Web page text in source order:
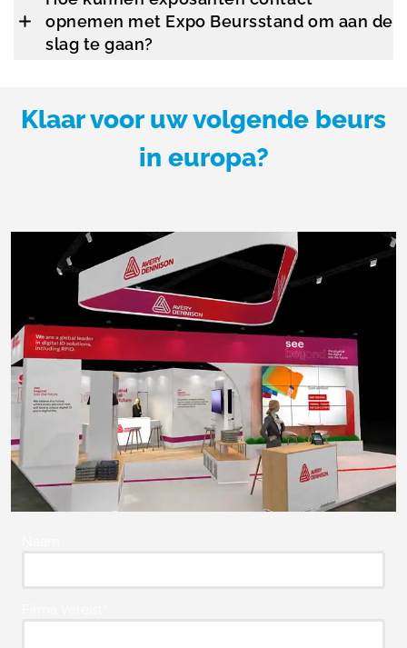
opnemen met Expo Beursstand om aan de
slag te gaan?
Klaar voor uw volgende beurs
in europa?